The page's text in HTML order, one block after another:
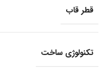
قطر قاب
تکنولوژی ساخت